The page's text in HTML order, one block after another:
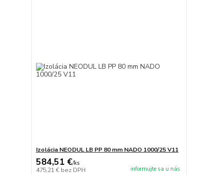
Izolácia NEODUL LB PP 80 mm NADO 1000/25 V11
584,51 €/ks
475,21 € bez DPH informujte sa u nás